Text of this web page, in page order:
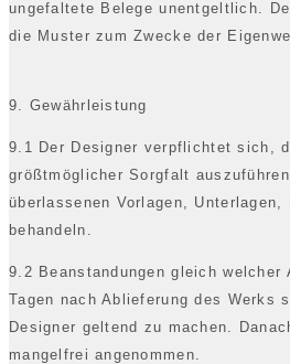
ungefaltete Belege unentgeltlich.
die Muster zum Zwecke der
9. Gewährleistung
9.1 Der Designer verpflichtet sich,
größtmöglicher Sorgfalt
überlassenen Vorlagen,
behandeln.
9.2 Beanstandungen gleich welcher
Tagen nach Ablieferung des Werks
Designer geltend zu machen.
mangelfrei angenommen.